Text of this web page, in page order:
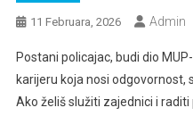
11 Februara, 2026 Admin
Postani policajac, budi dio
karijeru koja nosi
Ako želiš služiti zajednici i